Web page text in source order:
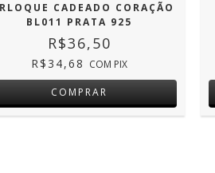
CADEADO CORAÇÃO
BL011 PRATA 925
R$36,50
R$34,68 COM PIX